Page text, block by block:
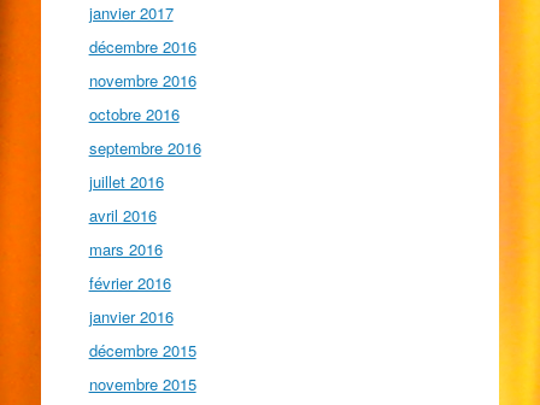
janvier 2017
décembre 2016
novembre 2016
octobre 2016
septembre 2016
juillet 2016
avril 2016
mars 2016
février 2016
janvier 2016
décembre 2015
novembre 2015